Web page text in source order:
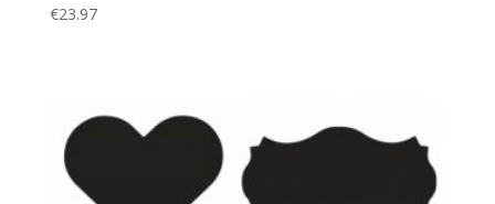
€23.97